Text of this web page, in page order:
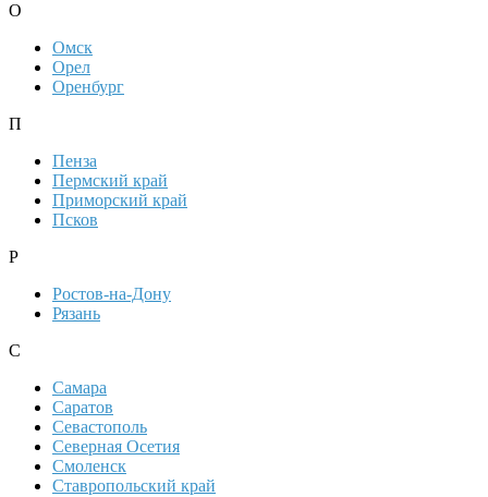
О
Омск
Орел
Оренбург
П
Пенза
Пермский край
Приморский край
Псков
Р
Ростов-на-Дону
Рязань
С
Самара
Саратов
Севастополь
Северная Осетия
Смоленск
Ставропольский край